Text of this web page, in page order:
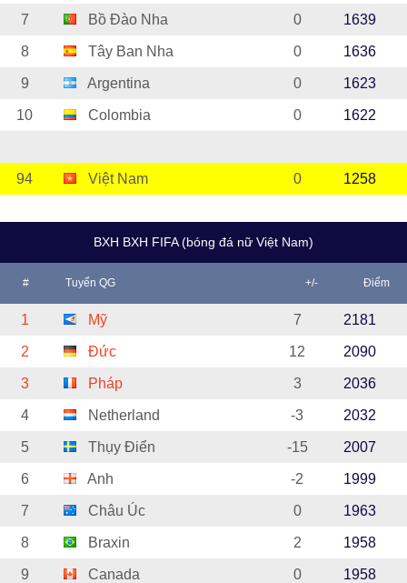
7 Bồ Đào Nha 0 1639
8 Tây Ban Nha 0 1636
9 Argentina 0 1623
10 Colombia 0 1622
94 Việt Nam 0 1258
BXH BXH FIFA (bóng đá nữ Việt Nam)
# Tuyển QG +/- Điểm
1 Mỹ 7 2181
2 Đức 12 2090
3 Pháp 3 2036
4 Netherland -3 2032
5 Thụy Điển -15 2007
6 Anh -2 1999
7 Châu Úc 0 1963
8 Braxin 2 1958
9 Canada 0 1958